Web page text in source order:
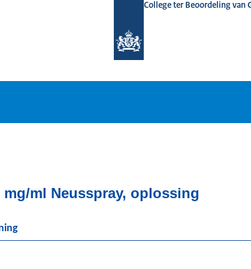
College ter Beoordeling van
ml Neusspray, oplossing